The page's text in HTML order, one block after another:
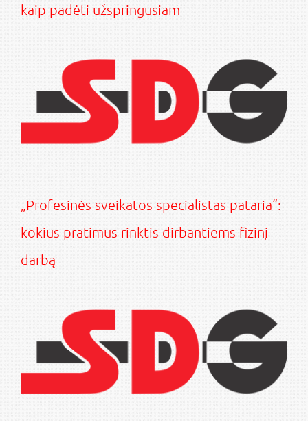
kaip padėti užspringusiam
„Profesinės sveikatos specialistas pataria“:
kokius pratimus rinktis dirbantiems fizinį
darbą